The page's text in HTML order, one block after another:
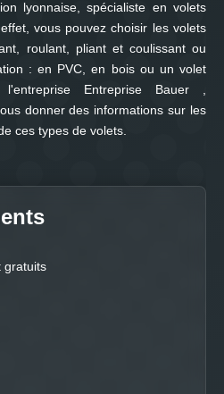
lyonnaise, spécialiste en volets
vous pouvez choisir les volets
roulant, pliant et coulissant ou
: en PVC, en bois ou un volet
Entreprise Bauer ,
donner des informations sur les
ces types de volets.
gratuits